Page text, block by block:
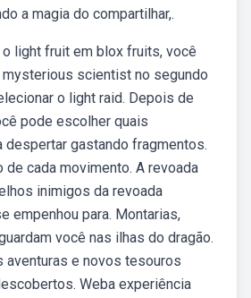
a magia do compartilhar,.
light fruit em blox fruits, você
scientist no segundo
o light raid. Depois de
pode escolher quais
gastando fragmentos.
cada movimento. A revoada
inimigos da revoada
empenhou para. Montarias,
você nas ilhas do dragão.
aventuras e novos tesouros
Weba experiência